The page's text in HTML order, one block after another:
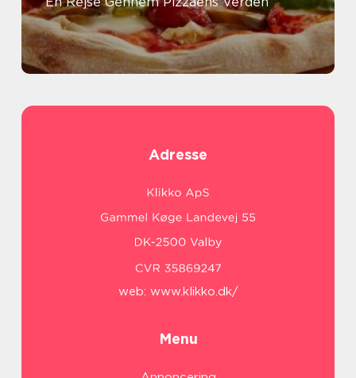
Adresse
web: www.klikko.dk/
Menu